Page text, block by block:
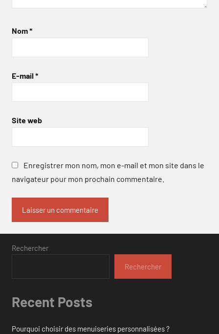
Nom*
E-mail *
Site web
Enregistrer mon nom, mon e-mail et mon site dans le
navigateur pour mon prochain commentaire.
Rechercher
Rechercher
Recent Posts
Pourquoi choisir des menuiseries personnalisées ?